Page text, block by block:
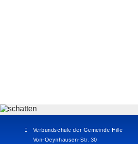
Verbundschule der Gemeinde Hille
Von-Oeynhausen-Str. 30